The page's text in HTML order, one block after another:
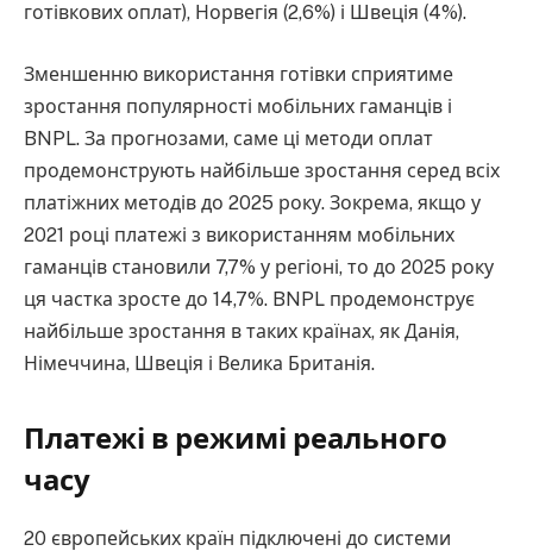
готівкових оплат), Норвегія (2,6%) і Швеція (4%).
Зменшенню використання готівки сприятиме
зростання популярності мобільних гаманців і
BNPL. За прогнозами, саме ці методи оплат
продемонструють найбільше зростання серед всіх
платіжних методів до 2025 року. Зокрема, якщо у
2021 році платежі з використанням мобільних
гаманців становили 7,7% у регіоні, то до 2025 року
ця частка зросте до 14,7%. BNPL продемонструє
найбільше зростання в таких країнах, як Данія,
Німеччина, Швеція і Велика Британія.
Платежі в режимі реального
часу
20 європейських країн підключені до системи